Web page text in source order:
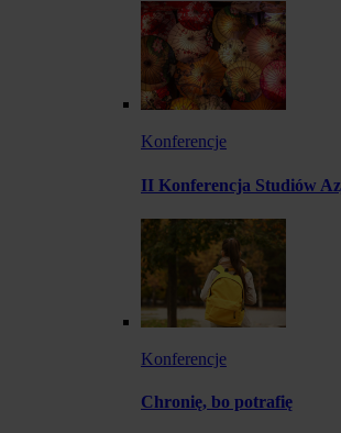
Konferencje
II Konferencja Studiów
Konferencje
Chronię, bo potrafię